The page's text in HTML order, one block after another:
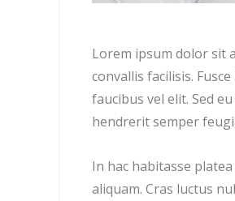
Lorem ipsum dolor sit
convallis facilisis.
faucibus vel elit. Sed
hendrerit semper
In hac habitasse
aliquam. Cras luctus